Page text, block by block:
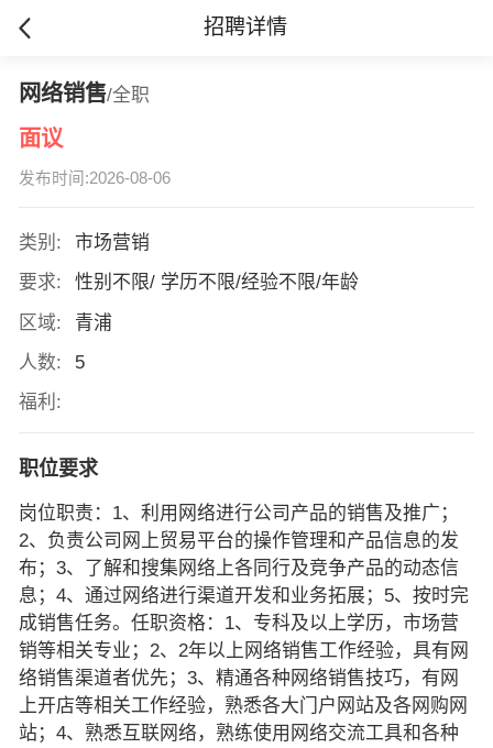
招聘详情
网络销售/全职
面议
发布时间:2026-08-06
类别:
市场营销
要求:
性别不限/ 学历不限/经验不限/年龄
区域:
青浦
人数:
5
福利:
职位要求
岗位职责：1、利用网络进行公司产品的销售及推广；
2、负责公司网上贸易平台的操作管理和产品信息的发
布；3、了解和搜集网络上各同行及竞争产品的动态信
息；4、通过网络进行渠道开发和业务拓展；5、按时完
成销售任务。任职资格：1、专科及以上学历，市场营
销等相关专业；2、2年以上网络销售工作经验，具有网
络销售渠道者优先；3、精通各种网络销售技巧，有网
上开店等相关工作经验，熟悉各大门户网站及各网购网
站；4、熟悉互联网络，熟练使用网络交流工具和各种